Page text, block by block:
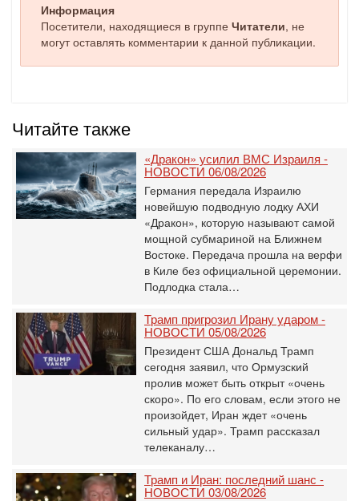
Информация
Посетители, находящиеся в группе Читатели, не
могут оставлять комментарии к данной публикации.
Читайте также
«Дракон» усилил ВМС Израиля -
НОВОСТИ 06/08/2026
Германия передала Израилю
новейшую подводную лодку АХИ
«Дракон», которую называют самой
мощной субмариной на Ближнем
Востоке. Передача прошла на верфи
в Киле без официальной церемонии.
Подлодка стала…
Трамп пригрозил Ирану ударом -
НОВОСТИ 05/08/2026
Президент США Дональд Трамп
сегодня заявил, что Ормузский
пролив может быть открыт «очень
скоро». По его словам, если этого не
произойдет, Иран ждет «очень
сильный удар». Трамп рассказал
телеканалу…
Трамп и Иран: последний шанс -
НОВОСТИ 03/08/2026